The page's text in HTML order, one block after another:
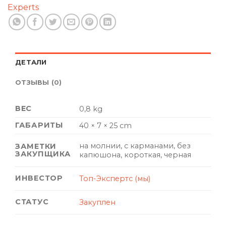
Experts
ДЕТАЛИ
ОТЗЫВЫ (0)
ВЕС
0,8 kg
ГАБАРИТЫ
40 × 7 × 25 cm
ЗАМЕТКИ
ЗАКУПЩИКА
на молнии, с карманами, без
капюшона, короткая, черная
ИНВЕСТОР Топ-Экспертс (мы)
СТАТУС Закуплен